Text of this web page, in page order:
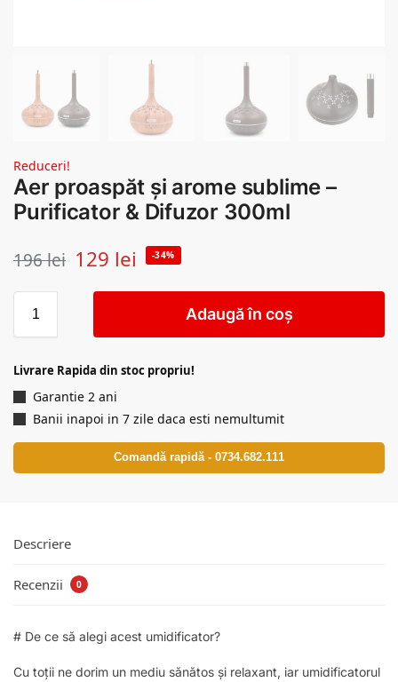
Reduceri!
Aer proaspăt și arome sublime –
Purificator & Difuzor 300ml
196lei 129 lei -34%
Adaugă în coș
Livrare Rapida din stoc propriu!
Garantie 2 ani
Banii inapoi in 7 zile daca esti nemultumit
Comandă rapidă - 0734.682.111
Descriere
Recenzii 0
# De ce să alegi acest umidificator?
Cu toții ne dorim un mediu sănătos și relaxant, iar umidificatorul